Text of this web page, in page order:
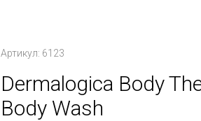
Артикул: 6123
Dermalogica Body
Body Wash